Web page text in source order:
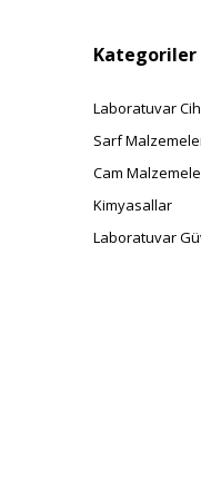
Kategoriler
Laboratuvar
Sarf
Cam
Kimyasallar
Laboratuvar